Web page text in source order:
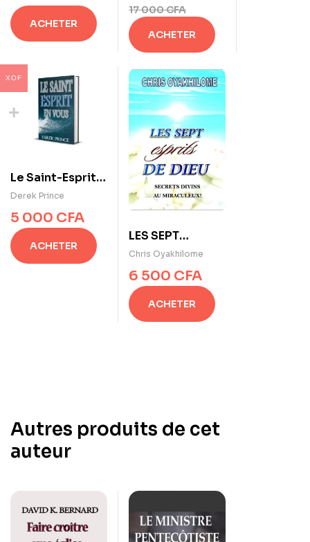
surnaturelle
ACHETER
17 000CFA
ACHETER
Le Saint-Esprit
en vous de
Derek Prince
Derek Prince
5 000 CFA
ACHETER
LES SEPT
ESPRITS DE DIEU
(SECRETS
DIVINS DU
MIRACULEUX) de
Chris
Chris Oyakhilome
6 500 CFA
ACHETER
Autres produits de cet
auteur
XOF